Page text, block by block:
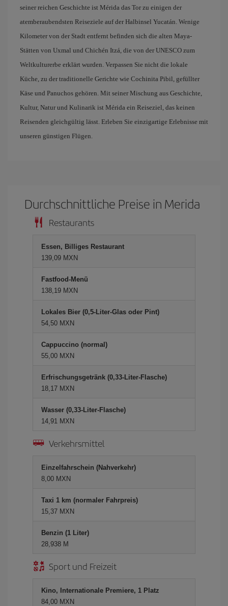
seiner reichen Geschichte ist Mérida das Tor zu einigen der
atemberaubendsten Reiseziele auf der Halbinsel Yucatán. Wenige
Kilometer von der Stadt entfernt befinden sich die alten Maya-
Stätten von Uxmal und Chichén Itzá, die von der UNESCO zum
Weltkulturerbe erklärt wurden. Verpassen Sie nicht die lokale
Küche, zu der traditionelle Gerichte wie Cochinita Pibil, gefüllter
Käse und Panuchos gehören. Mit seiner Mischung aus Geschichte,
Kultur, Natur und Kulinarik ist Mérida ein Reiseziel, das keinen
Reisenden gleichgültig lässt. Erleben Sie einzigartige Erlebnisse mit
unseren günstigen Flügen.
Durchschnittliche Preise in Merida
Restaurants
Essen, Billiges Restaurant
139,09 MXN
Fastfood-Menü
138,19 MXN
Lokales Bier (0,5-Liter-Glas oder Pint)
54,50 MXN
Cappuccino (normal)
55,00 MXN
Erfrischungsgetränk (0,33-Liter-Flasche)
18,17 MXN
Wasser (0,33-Liter-Flasche)
14,91 MXN
Verkehrsmittel
Einzelfahrschein (Nahverkehr)
8,00 MXN
Taxi 1 km (normaler Fahrpreis)
15,37 MXN
Benzin (1 Liter)
28,938 M
Sport und Freizeit
Kino, Internationale Premiere, 1 Platz
84,00 MXN